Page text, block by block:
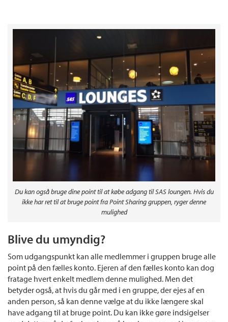
Du kan også bruge dine point til at købe adgang til SAS loungen. Hvis du
ikke har ret til at bruge point fra Point Sharing gruppen, ryger denne
mulighed
Blive du umyndig?
Som udgangspunkt kan alle medlemmer i gruppen bruge alle
point på den fælles konto. Ejeren af den fælles konto kan dog
fratage hvert enkelt medlem denne mulighed. Men det
betyder også, at hvis du går med i en gruppe, der ejes af en
anden person, så kan denne vælge at du ikke længere skal
have adgang til at bruge point. Du kan ikke gøre indsigelser